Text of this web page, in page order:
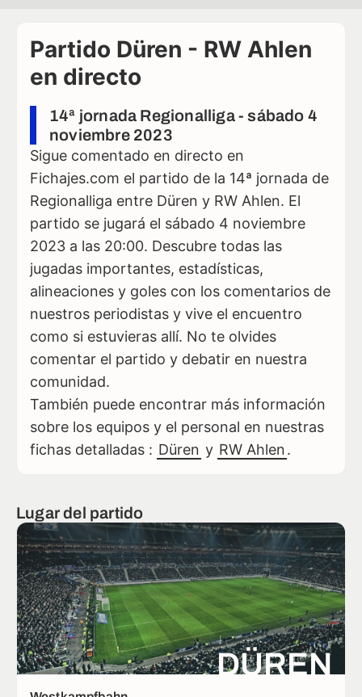
Partido Düren - RW Ahlen
en directo
14ª jornada Regionalliga - sábado 4
noviembre 2023
Sigue comentado en directo en
Fichajes.com el partido de la 14ª jornada de
Regionalliga entre Düren y RW Ahlen. El
partido se jugará el sábado 4 noviembre
2023 a las 20:00. Descubre todas las
jugadas importantes, estadísticas,
alineaciones y goles con los comentarios de
nuestros periodistas y vive el encuentro
como si estuvieras allí. No te olvides
comentar el partido y debatir en nuestra
comunidad.
También puede encontrar más información
sobre los equipos y el personal en nuestras
fichas detalladas : Düren y RW Ahlen.
Lugar del partido
DÜREN